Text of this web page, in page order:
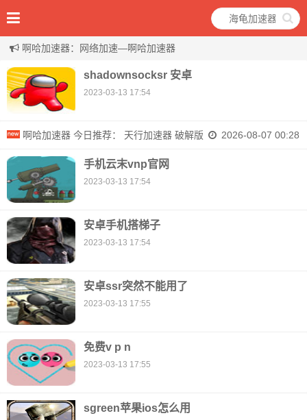
啊哈加速器：网络加速—啊哈加速器
shadownsocksr 安卓
2023-03-13 17:54
啊哈加速器 今日推荐： 天行加速器 破解版 2026-08-07 00:28
手机云末vnp官网
2023-03-13 17:54
安卓手机搭梯子
2023-03-13 17:54
安卓ssr突然不能用了
2023-03-13 17:55
免费v p n
2023-03-13 17:55
sgreen苹果ios怎么用